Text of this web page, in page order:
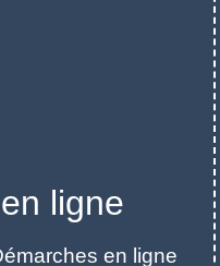
ligne
en ligne